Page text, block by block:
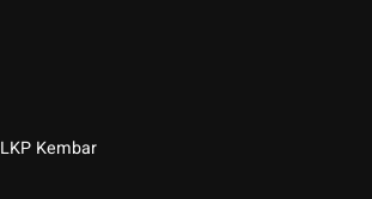
LKP Kembar